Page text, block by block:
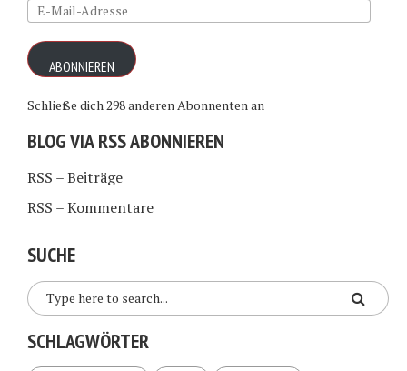
E-
Mail-
Adresse
ABONNIEREN
Schließe dich 298 anderen Abonnenten an
BLOG VIA RSS ABONNIEREN
RSS – Beiträge
RSS – Kommentare
SUCHE
SCHLAGWÖRTER